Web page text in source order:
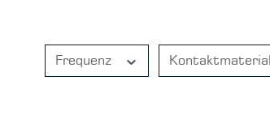
Frequenz Kontaktmaterial